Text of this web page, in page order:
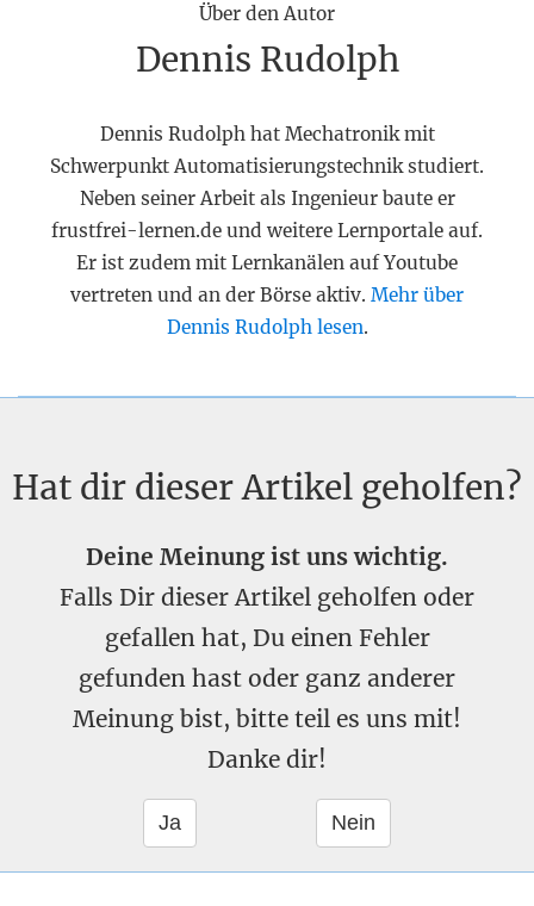
Über den Autor
Dennis Rudolph
Dennis Rudolph hat Mechatronik mit
Schwerpunkt Automatisierungstechnik studiert.
Neben seiner Arbeit als Ingenieur baute er
frustfrei-lernen.de und weitere Lernportale auf.
Er ist zudem mit Lernkanälen auf Youtube
vertreten und an der Börse aktiv. Mehr über
Dennis Rudolph lesen.
Hat dir dieser Artikel geholfen?
Deine Meinung ist uns wichtig.
Falls Dir dieser Artikel geholfen oder
gefallen hat, Du einen Fehler
gefunden hast oder ganz anderer
Meinung bist, bitte teil es uns mit!
Danke dir!